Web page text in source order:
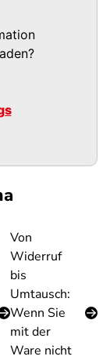
Von
Widerruf
bis
Umtausch:
Wenn Sie
mit der
Ware nicht